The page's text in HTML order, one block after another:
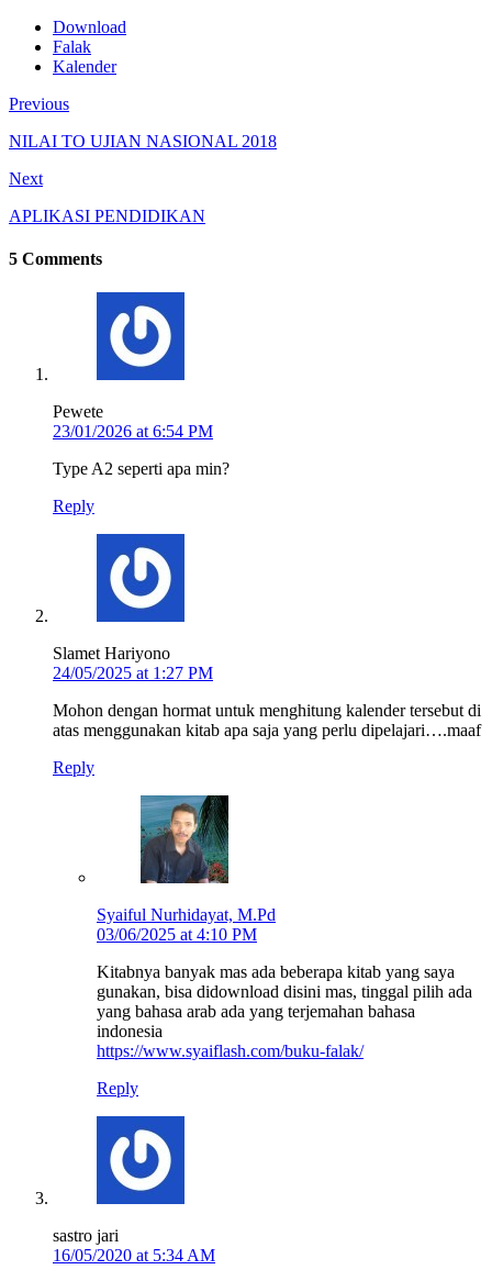
Download
Falak
Kalender
Previous
NILAI TO UJIAN NASIONAL 2018
Next
APLIKASI PENDIDIKAN
5 Comments
Pewete
23/01/2026 at 6:54 PM
Type A2 seperti apa min?
Reply
Slamet Hariyono
24/05/2025 at 1:27 PM
Mohon dengan hormat untuk menghitung kalender tersebut di
atas menggunakan kitab apa saja yang perlu dipelajari….maaf
Reply
Syaiful Nurhidayat, M.Pd
03/06/2025 at 4:10 PM
Kitabnya banyak mas ada beberapa kitab yang saya
gunakan, bisa didownload disini mas, tinggal pilih ada
yang bahasa arab ada yang terjemahan bahasa
indonesia
https://www.syaiflash.com/buku-falak/
Reply
sastro jari
16/05/2020 at 5:34 AM